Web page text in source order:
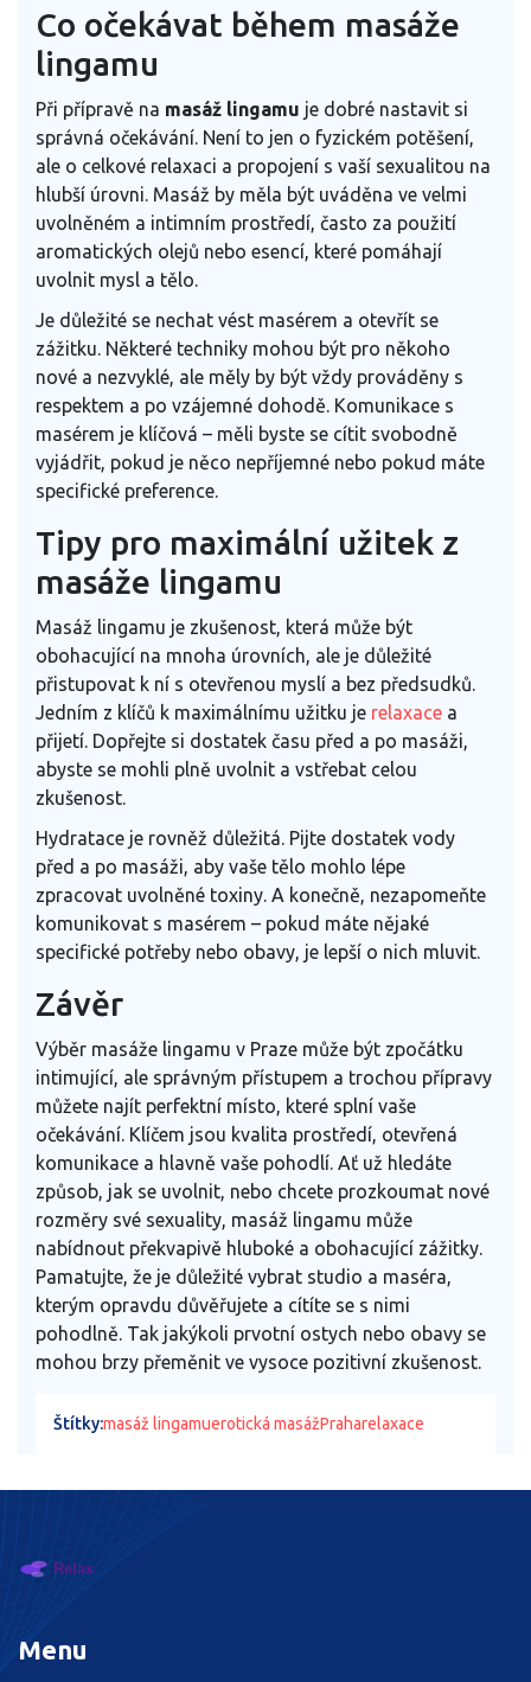
Co očekávat během masáže
lingamu
Při přípravě na masáž lingamu je dobré nastavit si
správná očekávání. Není to jen o fyzickém potěšení,
ale o celkové relaxaci a propojení s vaší sexualitou na
hlubší úrovni. Masáž by měla být uváděna ve velmi
uvolněném a intimním prostředí, často za použití
aromatických olejů nebo esencí, které pomáhají
uvolnit mysl a tělo.
Je důležité se nechat vést masérem a otevřít se
zážitku. Některé techniky mohou být pro někoho
nové a nezvyklé, ale měly by být vždy prováděny s
respektem a po vzájemné dohodě. Komunikace s
masérem je klíčová – měli byste se cítit svobodně
vyjádřit, pokud je něco nepříjemné nebo pokud máte
specifické preference.
Tipy pro maximální užitek z
masáže lingamu
Masáž lingamu je zkušenost, která může být
obohacující na mnoha úrovních, ale je důležité
přistupovat k ní s otevřenou myslí a bez předsudků.
Jedním z klíčů k maximálnímu užitku je relaxace a
přijetí. Dopřejte si dostatek času před a po masáži,
abyste se mohli plně uvolnit a vstřebat celou
zkušenost.
Hydratace je rovněž důležitá. Pijte dostatek vody
před a po masáži, aby vaše tělo mohlo lépe
zpracovat uvolněné toxiny. A konečně, nezapomeňte
komunikovat s masérem – pokud máte nějaké
specifické potřeby nebo obavy, je lepší o nich mluvit.
Závěr
Výběr masáže lingamu v Praze může být zpočátku
intimující, ale správným přístupem a trochou přípravy
můžete najít perfektní místo, které splní vaše
očekávání. Klíčem jsou kvalita prostředí, otevřená
komunikace a hlavně vaše pohodlí. Ať už hledáte
způsob, jak se uvolnit, nebo chcete prozkoumat nové
rozměry své sexuality, masáž lingamu může
nabídnout překvapivě hluboké a obohacující zážitky.
Pamatujte, že je důležité vybrat studio a maséra,
kterým opravdu důvěřujete a cítíte se s nimi
pohodlně. Tak jakýkoli prvotní ostych nebo obavy se
mohou brzy přeměnit ve vysoce pozitivní zkušenost.
Štítky:masáž lingamuerotická masážPraharelaxace
Menu